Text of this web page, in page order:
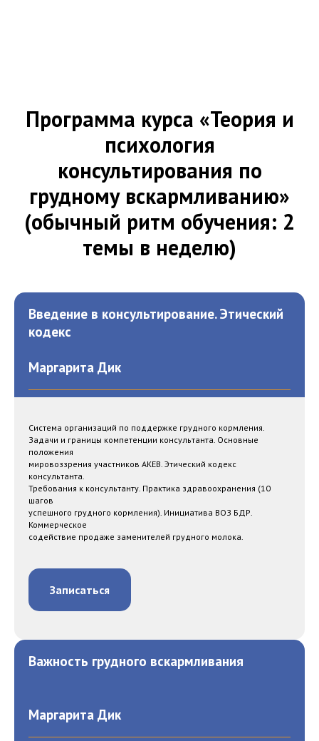
Программа курса «Теория и
психология
консультирования по
грудному вскармливанию»
(обычный ритм обучения: 2
темы в неделю)
Введение в консультирование. Этический
кодекс
Маргарита Дик
Система организаций по поддержке грудного кормления.
Задачи и границы компетенции консультанта. Основные
положения
мировоззрения участников АКЕВ. Этический кодекс
консультанта.
Требования к консультанту. Практика здравоохранения (10
шагов
успешного грудного кормления). Инициатива ВОЗ БДР.
Коммерческое
содействие продаже заменителей грудного молока.
Записаться
Важность грудного вскармливания
Маргарита Дик